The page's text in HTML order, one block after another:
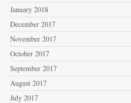
January 2018
December 2017
November 2017
October 2017
September 2017
August 2017
July 2017